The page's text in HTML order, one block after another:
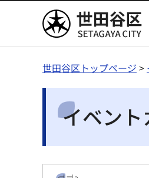
世田谷区
世田谷区トップページ >
イベント